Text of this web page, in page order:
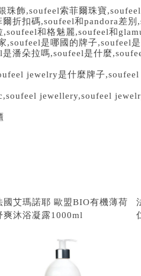
珠飾,soufeel索菲爾珠寶,soufeel
爾折扣碼,soufeel和pandora差別
,soufeel和格魅麗,soufeel和
,soufeel是哪國的牌子,soufeel
是潘朵拉嗎,soufeel是什麼
jewelry是什麼牌子,soufeel
jewellery,soufeel
國艾瑪諾耶 歐盟BIO有機薄荷
爽沐浴凝露1000ml